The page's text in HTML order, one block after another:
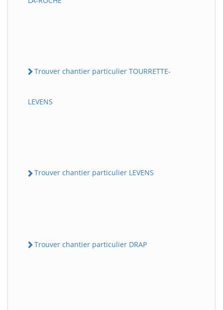
Trouver chantier particulier TOURRETTE-
LEVENS
Trouver chantier particulier LEVENS
Trouver chantier particulier DRAP